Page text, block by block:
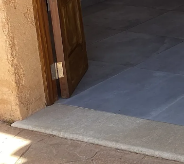
La revista
Anúnciate
Contacto